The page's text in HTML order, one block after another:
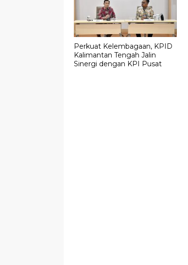
Perkuat Kelembagaan, KPID
Kalimantan Tengah Jalin
Sinergi dengan KPI Pusat